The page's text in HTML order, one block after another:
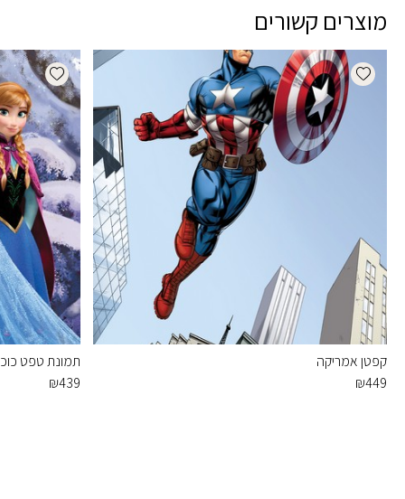
מוצרים קשורים
Add wishlist
קפטן אמריקה
₪449
wishlist
תמונת טפט
₪439